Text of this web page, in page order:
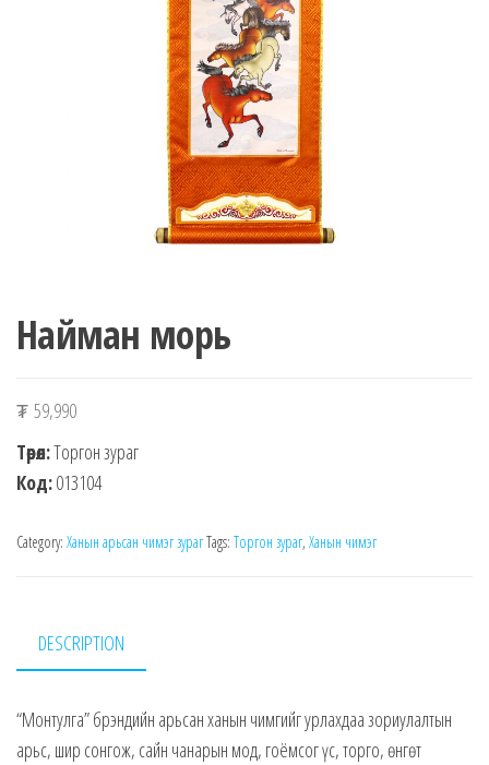
Найман морь
₮ 59,990
Төрөл:Торгон зураг
Код:013104
Category: Ханын арьсан чимэг зурагTags: Торгон зураг, Ханын чимэг
DESCRIPTION
“Монтулга” брэндийн арьсан ханын чимгийг урлахдаа зориулалтын
арьс, шир сонгож, сайн чанарын мод, гоёмсог үс, торго, өнгөт